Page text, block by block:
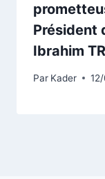
Président
Ibrahim
Par Kader